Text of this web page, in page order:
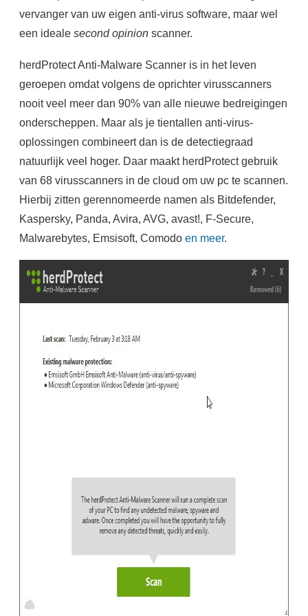
vervanger van uw eigen anti-virus software, maar wel
een ideale second opinion scanner.
herdProtect Anti-Malware Scanner is in het leven
geroepen omdat volgens de oprichter virusscanners
nooit veel meer dan 90% van alle nieuwe bedreigingen
onderscheppen. Maar als je tientallen anti-virus-
oplossingen combineert dan is de detectiegraad
natuurlijk veel hoger. Daar maakt herdProtect gebruik
van 68 virusscanners in de cloud om uw pc te scannen.
Hierbij zitten gerennomeerde namen als Bitdefender,
Kaspersky, Panda, Avira, AVG, avast!, F-Secure,
Malwarebytes, Emsisoft, Comodo en meer.